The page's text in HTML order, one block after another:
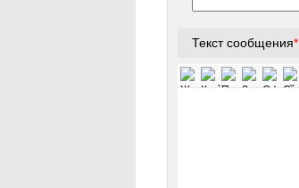
Текст сообщения*